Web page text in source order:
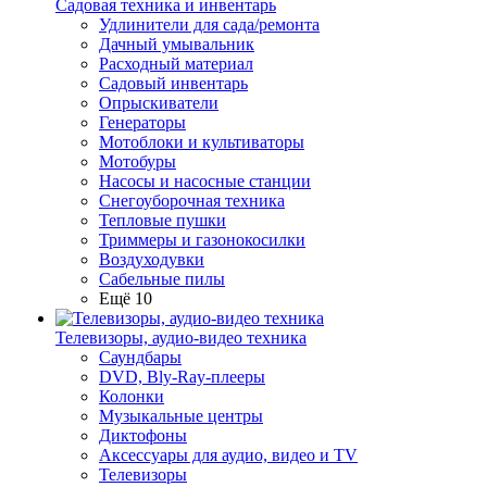
Садовая техника и инвентарь
Удлинители для сада/ремонта
Дачный умывальник
Расходный материал
Садовый инвентарь
Опрыскиватели
Генераторы
Мотоблоки и культиваторы
Мотобуры
Насосы и насосные станции
Снегоуборочная техника
Тепловые пушки
Триммеры и газонокосилки
Воздуходувки
Сабельные пилы
Ещё 10
Телевизоры, аудио-видео техника
Саундбары
DVD, Bly-Ray-плееры
Колонки
Музыкальные центры
Диктофоны
Аксессуары для аудио, видео и TV
Телевизоры